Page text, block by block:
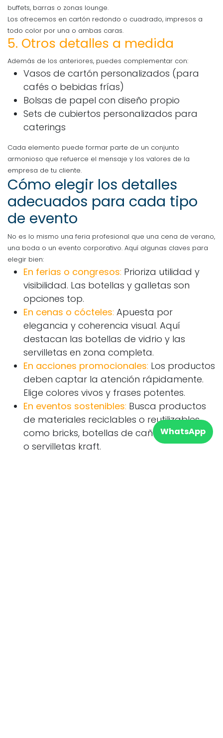
buffets, barras o zonas lounge.
Los ofrecemos en cartón redondo o cuadrado, impresos a
todo color por una o ambas caras.
5. Otros detalles a medida
Además de los anteriores, puedes complementar con:
Vasos de cartón personalizados (para
cafés o bebidas frías)
Bolsas de papel con diseño propio
Sets de cubiertos personalizados para
caterings
Cada elemento puede formar parte de un conjunto
armonioso que refuerce el mensaje y los valores de la
empresa de tu cliente.
Cómo elegir los detalles
adecuados para cada tipo
de evento
No es lo mismo una feria profesional que una cena de verano,
una boda o un evento corporativo. Aquí algunas claves para
elegir bien:
En ferias o congresos: Prioriza utilidad y
visibilidad. Las botellas y galletas son
opciones top.
En cenas o cócteles: Apuesta por
elegancia y coherencia visual. Aquí
destacan las botellas de vidrio y las
servilletas en zona completa.
En acciones promocionales: Los productos
deben captar la atención rápidamente.
Elige colores vivos y frases potentes.
En eventos sostenibles: Busca productos
de materiales reciclables o reutilizables
como bricks, botellas de caña de azúcar
o servilletas kraft.
WhatsApp